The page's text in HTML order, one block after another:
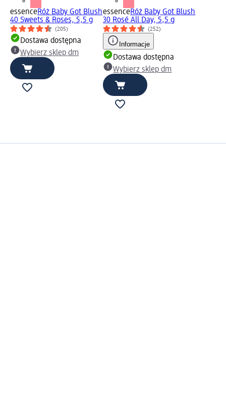
essenceRóż Baby Got Blush
40 Sweets & Roses, 5,5 g
(205)
Dostawa dostępna
Wybierz sklep dm
essenceRóż Baby Got Blush
30 Rosé All Day, 5,5 g
(252)
Informacje
Dostawa dostępna
Wybierz sklep dm